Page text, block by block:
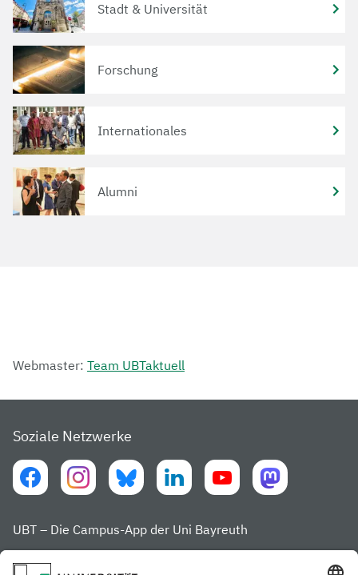
Stadt & Universität
Forschung
Internationales
Alumni
Webmaster: Team UBTaktuell
Soziale Netzwerke
UBT – Die Campus-App der Uni Bayreuth